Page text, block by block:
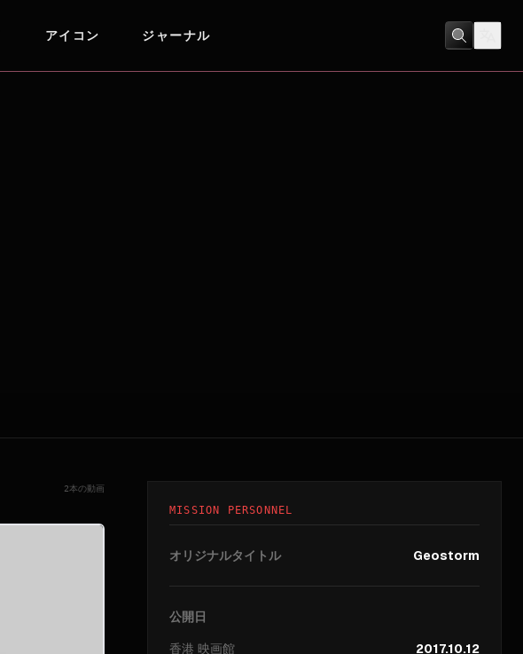
アイコン ジャーナル
/ アクション
2本の動画
MISSION PERSONNEL
オリジナルタイトル Geostorm
公開日
香港 映画館
2017.10.12